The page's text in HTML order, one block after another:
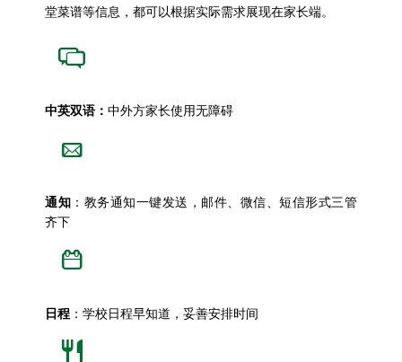
堂菜谱等信息，都可以根据实际需求展现在家长端。
中英双语： 中外方家长使用无障碍
通知 ：教务通知一键发送，邮件、微信、短信形式三管
齐下
日程 ：学校日程早知道，妥善安排时间